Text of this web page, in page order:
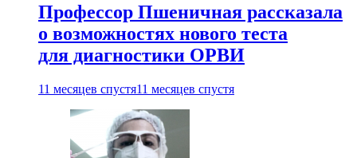
Профессор Пшеничная рассказала
о возможностях нового теста
для диагностики ОРВИ
11 месяцев спустя11 месяцев спустя